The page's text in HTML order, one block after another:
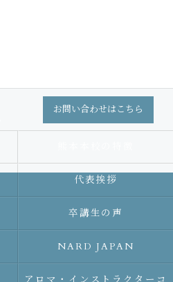
お問い合わせはこちら
代表挨拶
卒講生の声
NARD JAPAN